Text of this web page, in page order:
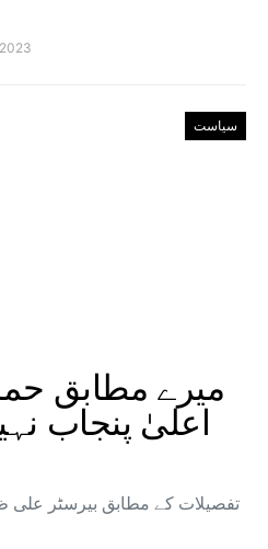
سیاست
میرے مطابق
اعلیٰ پنجاب
تفصیلات کے مطابق بیرسٹر علی